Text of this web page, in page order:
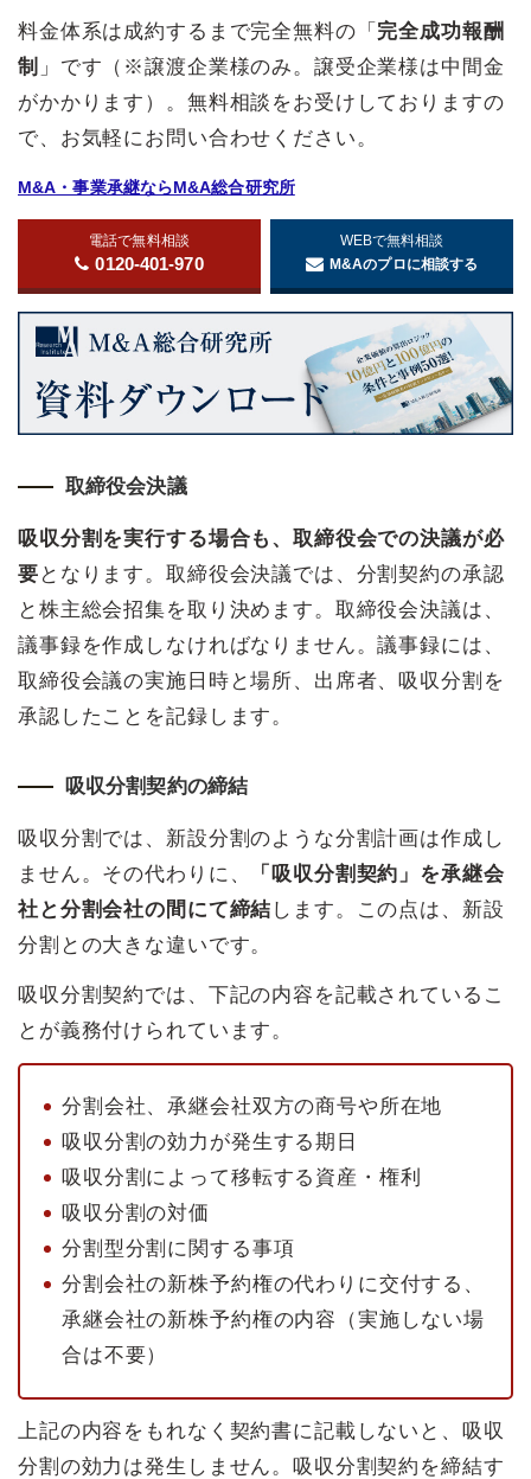
料金体系は成約するまで完全無料の「 完全成功報酬
制 」です（※譲渡企業様のみ。譲受企業様は中間金
がかかります）。無料相談をお受けしておりますの
で、お気軽にお問い合わせください。
M&A・事業承継ならM&A総合研究所
電話で無料相談
0120-401-970
WEBで無料相談
M&Aのプロに相談する
取締役会決議
吸収分割を実行する場合も、取締役会での決議が必
要 となります。取締役会決議では、分割契約の承認
と株主総会招集を取り決めます。取締役会決議は、
議事録を作成しなければなりません。議事録には、
取締役会議の実施日時と場所、出席者、吸収分割を
承認したことを記録します。
吸収分割契約の締結
吸収分割では、新設分割のような分割計画は作成し
ません。その代わりに、
「吸収分割契約」を承継会
社と分割会社の間にて締結 します。この点は、新設
分割との大きな違いです。
吸収分割契約では、下記の内容を記載されているこ
とが義務付けられています。
分割会社、承継会社双方の商号や所在地
吸収分割の効力が発生する期日
吸収分割によって移転する資産・権利
吸収分割の対価
分割型分割に関する事項
分割会社の新株予約権の代わりに交付する、
承継会社の新株予約権の内容（実施しない場
合は不要）
上記の内容をもれなく契約書に記載しないと、吸収
分割の効力は発生しません。吸収分割契約を締結す